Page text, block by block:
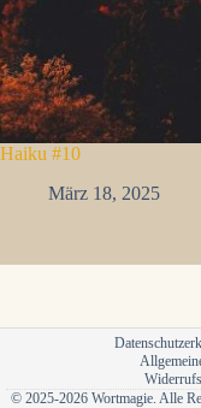
Haiku #10
März 18, 2025
© 2025-2026 Wortmagie. Alle